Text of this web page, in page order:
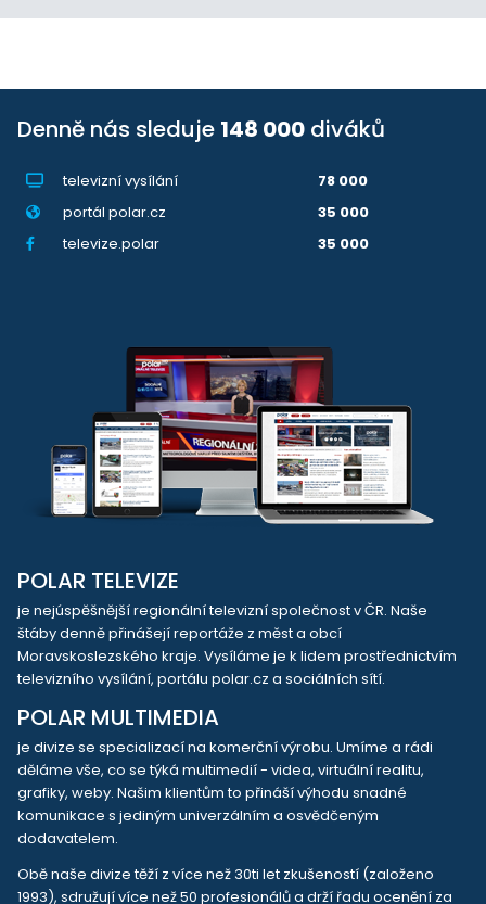
Denně nás sleduje 148 000 diváků
televizní vysílání
78 000
portál polar.cz
35 000
televize.polar
35 000
POLAR TELEVIZE
je nejúspěšnější regionální televizní společnost v ČR. Naše
štáby denně přinášejí reportáže z měst a obcí
Moravskoslezského kraje. Vysíláme je k lidem prostřednictvím
televizního vysílání, portálu polar.cz a sociálních sítí.
POLAR MULTIMEDIA
je divize se specializací na komerční výrobu. Umíme a rádi
děláme vše, co se týká multimedií - videa, virtuální realitu,
grafiky, weby. Našim klientům to přináší výhodu snadné
komunikace s jediným univerzálním a osvědčeným
dodavatelem.
Obě naše divize těží z více než 30ti let zkušeností (založeno
1993), sdružují více než 50 profesionálů a drží řadu ocenění za